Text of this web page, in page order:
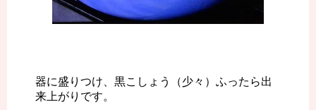
器に盛りつけ、黒こしょう（少々）ふったら出
来上がりです。